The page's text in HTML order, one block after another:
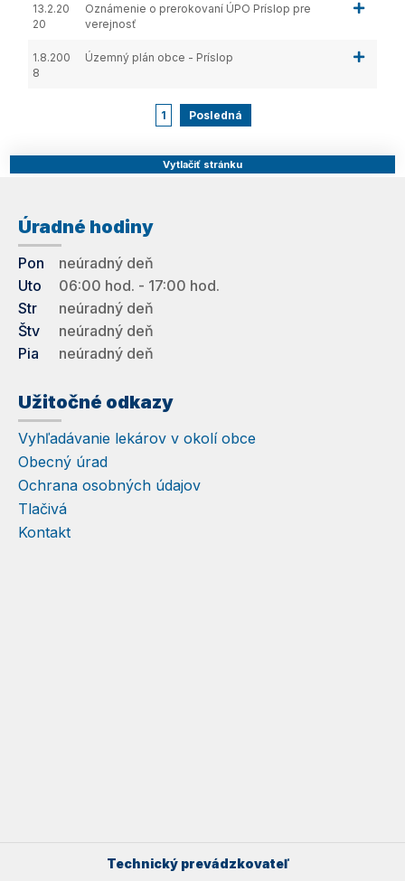
13.2.20
20
Oznámenie o prerokovaní ÚPO Príslop pre
verejnosť
1.8.200
8
Územný plán obce - Príslop
1 Posledná
Vytlačiť stránku
Úradné hodiny
Pon
neúradný deň
Uto
06:00 hod. - 17:00 hod.
Str
neúradný deň
Štv
neúradný deň
Pia
neúradný deň
Užitočné odkazy
Vyhľadávanie lekárov v okolí obce
Obecný úrad
Ochrana osobných údajov
Tlačivá
Kontakt
Technický prevádzkovateľ